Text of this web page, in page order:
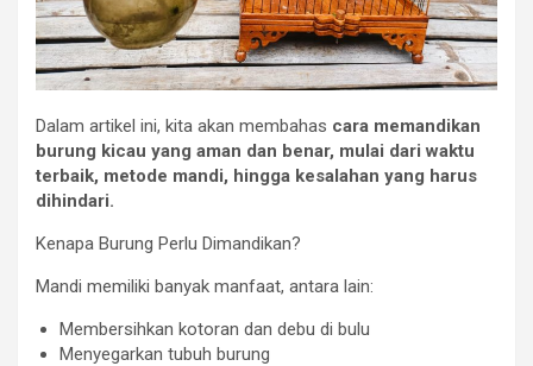
Dalam artikel ini, kita akan membahas cara memandikan
burung kicau yang aman dan benar, mulai dari waktu
terbaik, metode mandi, hingga kesalahan yang harus
dihindari.
Kenapa Burung Perlu Dimandikan?
Mandi memiliki banyak manfaat, antara lain:
Membersihkan kotoran dan debu di bulu
Menyegarkan tubuh burung